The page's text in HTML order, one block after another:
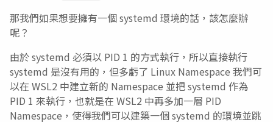
那我們如果想要擁有一個 systemd 環境的話，該怎麼辦
呢？
由於 systemd 必須以 PID 1 的方式執行，所以直接執行
systemd 是沒有用的，但多虧了 Linux Namespace 我們可
以在 WSL2 中建立新的 Namespace 並把 systemd 作為
PID 1 來執行，也就是在 WSL2 中再多加一層 PID
Namespace，使得我們可以建築一個 systemd 的環境並跳